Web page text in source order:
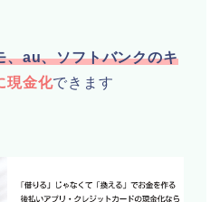
、au、ソフトバンクのキ
現金化できます